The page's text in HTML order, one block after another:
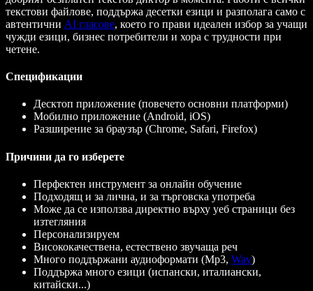
текстови файлове, поддържа десетки езици и разполага само с
автентични AI гласове, което го прави идеален избор за учащи
чужди езици, бизнес потребители и хора с трудности при
четене.
Спецификации
Десктоп приложение (повечето основни платформи)
Мобилно приложение (Android, iOS)
Разширение за браузър (Chrome, Safari, Firefox)
Причини да го изберете
Перфектен инструмент за онлайн обучение
Подходящ и за лична, и за търговска употреба
Може да се използва директно върху уеб страници без
изтегляния
Персонализируем
Висококачествена, естествено звучаща реч
Много поддържани аудиоформати (Mp3, Wav)
Поддържа много езици (испански, италиански,
китайски...)